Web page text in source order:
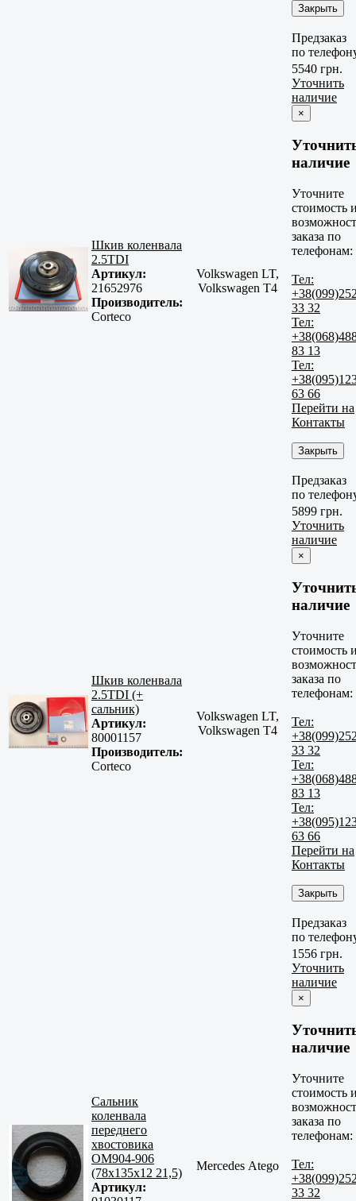
Закрыть
Предзаказ
по
Шкив коленвала
2.5TDI
Артикул:
21652976
Производитель:
Corteco
Volkswagen LT,
Volkswagen T4
5540 грн.
Уточнить
наличие
×
наличие
Уточните
стоимость
заказа по
телефонам:
Тел:
33 32
Тел:
83 13
Тел:
63 66
Перейти на
Контакты
Закрыть
Предзаказ
по
Шкив коленвала
2.5TDI (+
сальник)
Артикул:
80001157
Производитель:
Corteco
Volkswagen LT,
Volkswagen T4
5899 грн.
Уточнить
наличие
×
наличие
Уточните
стоимость
заказа по
телефонам:
Тел:
33 32
Тел:
83 13
Тел:
63 66
Перейти на
Контакты
Закрыть
Предзаказ
по
Сальник
коленвала
переднего
хвостовика
OM904-906
(78x135x12 21,5)
Артикул:
Mercedes Atego
1556 грн.
Уточнить
наличие
×
наличие
Уточните
стоимость
заказа по
телефонам:
Тел:
33 32